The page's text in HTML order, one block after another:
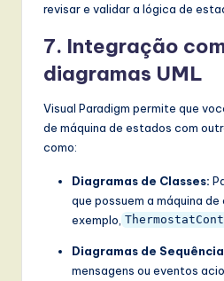
revisar e validar a lógica de
7. Integração
diagramas UML
Visual Paradigm permite que
de máquina de estados com
como:
Diagramas de Classes:
que possuem a máquina
exemplo,
Diagramas de
mensagens ou eventos